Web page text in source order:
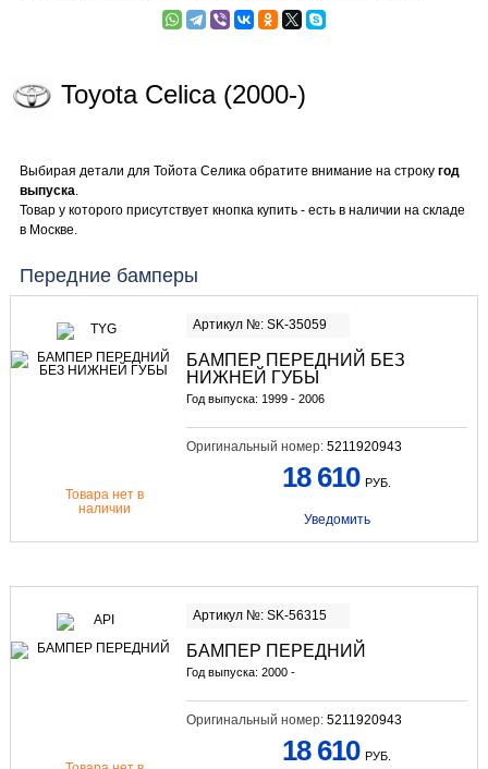
Toyota Celica (2000-)
Выбирая детали для Тойота Селика обратите внимание на строку год
выпуска.
Товар у которого присутствует кнопка купить - есть в наличии на складе
в Москве.
Передние бамперы
Артикул №: SK-35059
БАМПЕР ПЕРЕДНИЙ БЕЗ
НИЖНЕЙ ГУБЫ
Год выпуска: 1999 - 2006
Оригинальный номер: 5211920943
Товара нет в
наличии
18 610 РУБ.
Уведомить
Артикул №: SK-56315
БАМПЕР ПЕРЕДНИЙ
Год выпуска: 2000 -
Оригинальный номер: 5211920943
18 610 РУБ.